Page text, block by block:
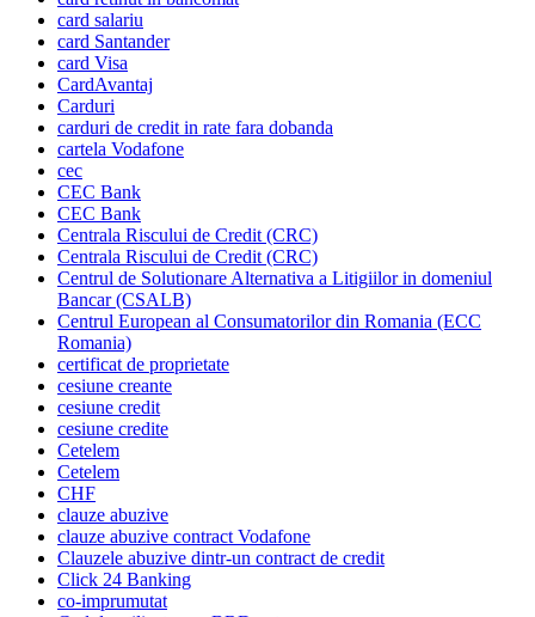
card salariu
card Santander
card Visa
CardAvantaj
Carduri
carduri de credit in rate fara dobanda
cartela Vodafone
cec
CEC Bank
CEC Bank
Centrala Riscului de Credit (CRC)
Centrala Riscului de Credit (CRC)
Centrul de Solutionare Alternativa a Litigiilor in domeniul
Bancar (CSALB)
Centrul European al Consumatorilor din Romania (ECC
Romania)
certificat de proprietate
cesiune creante
cesiune credit
cesiune credite
Cetelem
Cetelem
CHF
clauze abuzive
clauze abuzive contract Vodafone
Clauzele abuzive dintr-un contract de credit
Click 24 Banking
co-imprumutat